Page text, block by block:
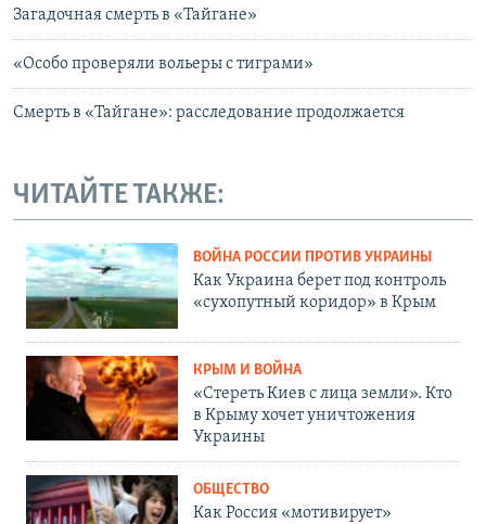
Загадочная смерть в «Тайгане»
«Особо проверяли вольеры с тиграми»
Смерть в «Тайгане»: расследование продолжается
ЧИТАЙТЕ ТАКЖЕ:
ВОЙНА РОССИИ ПРОТИВ УКРАИНЫ
Как Украина берет под контроль
«сухопутный коридор» в Крым
КРЫМ И ВОЙНА
«Стереть Киев с лица земли». Кто
в Крыму хочет уничтожения
Украины
ОБЩЕСТВО
Как Россия «мотивирует»